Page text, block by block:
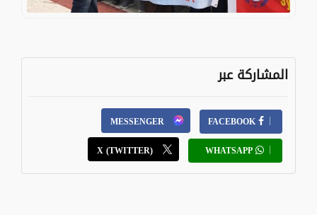
المشاركة عبر
FACEBOOK
MESSENGER
WHATSAPP
X (TWITTER)